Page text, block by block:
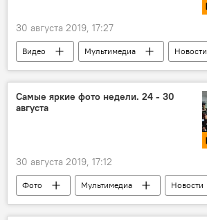
30 августа 2019, 17:27
Видео Мультимедиа
Новости
Общество
В мире Россия
Самые яркие фото недели. 24 - 30
августа
30 августа 2019, 17:12
Фото Мультимедиа
Новости
В мире